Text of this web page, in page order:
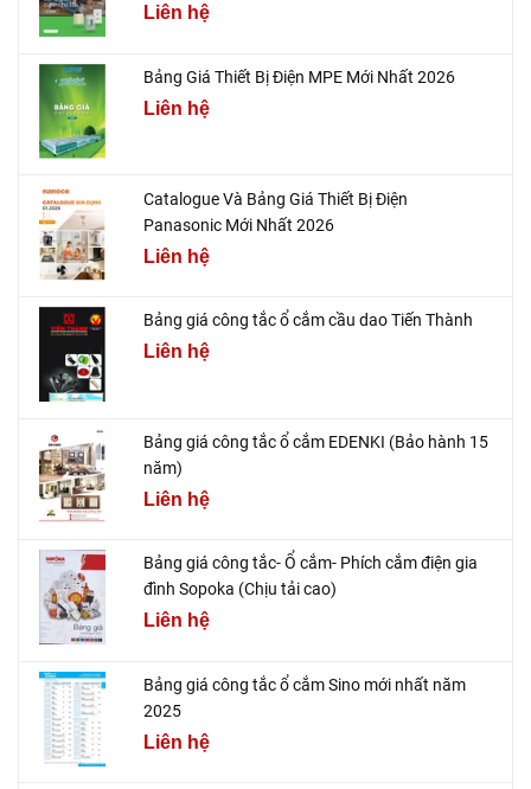
Liên hệ
Bảng Giá Thiết Bị Điện MPE Mới Nhất 2026
Liên hệ
Catalogue Và Bảng Giá Thiết Bị Điện
Panasonic Mới Nhất 2026
Liên hệ
Bảng giá công tắc ổ cắm cầu dao Tiến Thành
Liên hệ
Bảng giá công tắc ổ cắm EDENKI (Bảo hành 15
năm)
Liên hệ
Bảng giá công tắc- Ổ cắm- Phích cắm điện gia
đình Sopoka (Chịu tải cao)
Liên hệ
Bảng giá công tắc ổ cắm Sino mới nhất năm
2025
Liên hệ